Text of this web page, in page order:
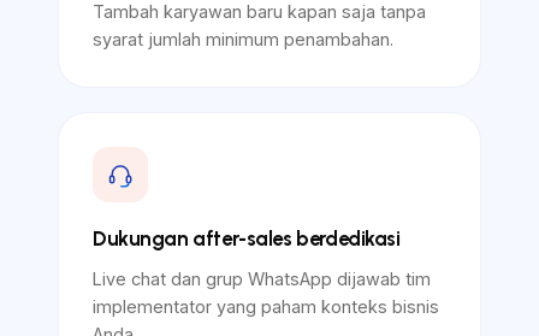
Tambah karyawan baru kapan saja tanpa
syarat jumlah minimum penambahan.
Dukungan after-sales berdedikasi
Live chat dan grup WhatsApp dijawab tim
implementator yang paham konteks bisnis